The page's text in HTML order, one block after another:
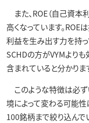
また、ROE（自己資本
高くなっています。ROE
利益を生み出す力を持っ
SCHDの方がVYMより
含まれていると分かりま
このような特徴は必ず
境によって変わる可能
100銘柄まで絞り込んで